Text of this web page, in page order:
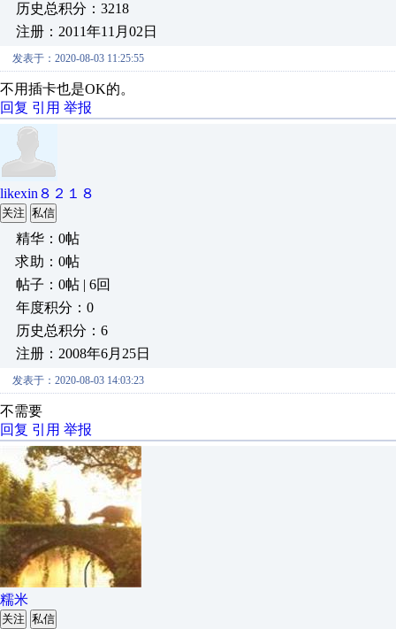
历史总积分：3218
注册：2011年11月02日
发表于：2020-08-03 11:25:55
不用插卡也是OK的。
回复 引用 举报
likexin８２１８
关注 私信
精华：0帖
求助：0帖
帖子：0帖 | 6回
年度积分：0
历史总积分：6
注册：2008年6月25日
发表于：2020-08-03 14:03:23
不需要
回复 引用 举报
糯米
关注 私信